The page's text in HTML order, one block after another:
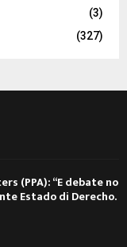
(3)
(327)
(PPA): “E debate no
Estado di Derecho.